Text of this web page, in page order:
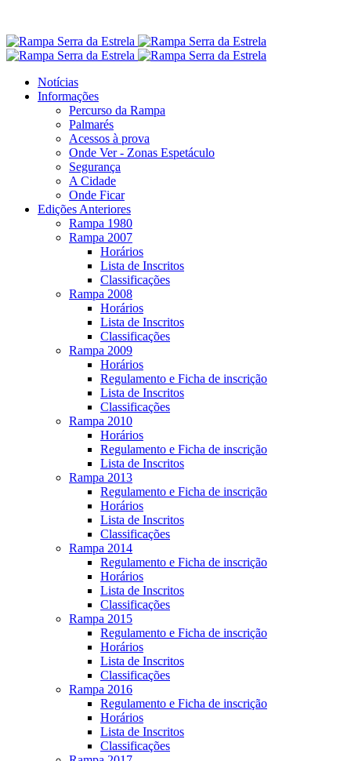
Notícias
Informações
Percurso da Rampa
Palmarés
Acessos à prova
Onde Ver - Zonas Espetáculo
Segurança
A Cidade
Onde Ficar
Edições Anteriores
Rampa 1980
Rampa 2007
Horários
Lista de Inscritos
Classificações
Rampa 2008
Horários
Lista de Inscritos
Classificações
Rampa 2009
Horários
Regulamento e Ficha de inscrição
Lista de Inscritos
Classificações
Rampa 2010
Horários
Regulamento e Ficha de inscrição
Lista de Inscritos
Rampa 2013
Regulamento e Ficha de inscrição
Horários
Lista de Inscritos
Classificações
Rampa 2014
Regulamento e Ficha de inscrição
Horários
Lista de Inscritos
Classificações
Rampa 2015
Regulamento e Ficha de inscrição
Horários
Lista de Inscritos
Classificações
Rampa 2016
Regulamento e Ficha de inscrição
Horários
Lista de Inscritos
Classificações